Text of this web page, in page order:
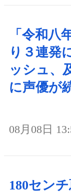
「令和八
り３連発
ッシュ、
に声優が
08月08日
180セン